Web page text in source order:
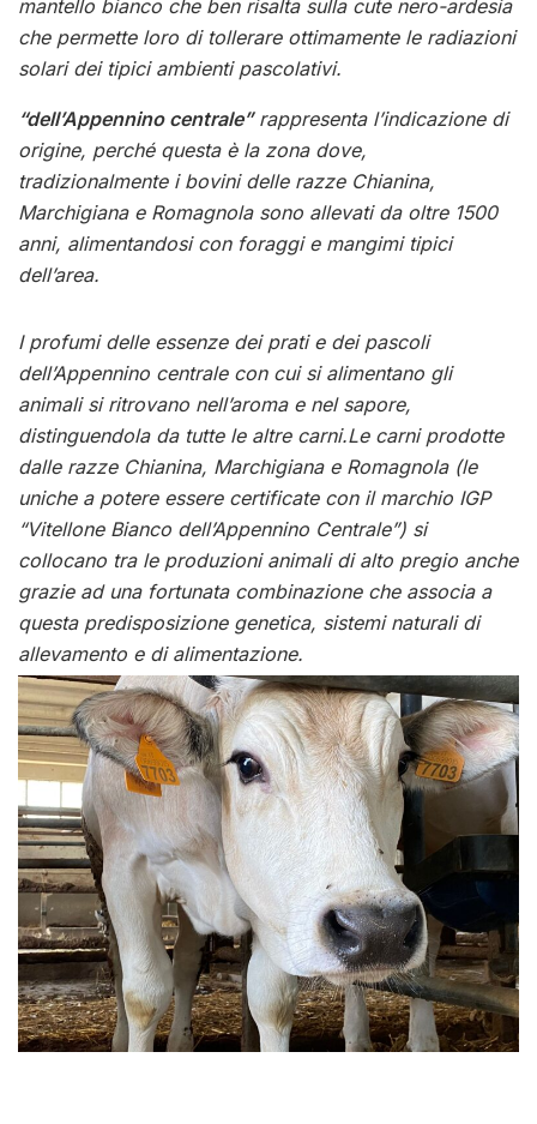
mantello bianco che ben risalta sulla cute nero-ardesia
che permette loro di tollerare ottimamente le radiazioni
solari dei tipici ambienti pascolativi.
“dell’Appennino centrale”rappresenta l’indicazione di
origine, perché questa è la zona dove,
tradizionalmente i bovini delle razze Chianina,
Marchigiana e Romagnola sono allevati da oltre 1500
anni, alimentandosi con foraggi e mangimi tipici
dell’area.
I profumi delle essenze dei prati e dei pascoli
dell’Appennino centrale con cui si alimentano gli
animali si ritrovano nell’aroma e nel sapore,
distinguendola da tutte le altre carni.Le carni prodotte
dalle razze Chianina, Marchigiana e Romagnola (le
uniche a potere essere certificate con il marchio IGP
“Vitellone Bianco dell’Appennino Centrale”) si
collocano tra le produzioni animali di alto pregio anche
grazie ad una fortunata combinazione che associa a
questa predisposizione genetica, sistemi naturali di
allevamento e di alimentazione.